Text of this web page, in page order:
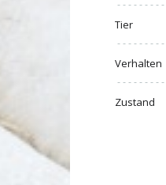
Tier
Verhalten
Zustand